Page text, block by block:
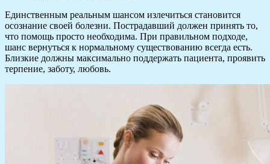
Единственным реальным шансом излечиться становится
осознание своей болезни. Пострадавший должен принять то,
что помощь просто необходима. При правильном подходе,
шанс вернуться к нормальному существованию всегда есть.
Близкие должны максимально поддержать пациента, проявить
терпение, заботу, любовь.